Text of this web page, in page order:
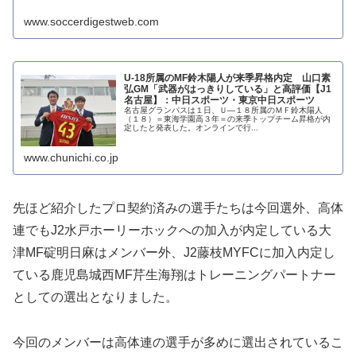
www.soccerdigestweb.com
U-18所属のMF鈴木陽人が来季昇格内定 山口素
弘GM「武器がはっきりしている」と高評価【J1
名古屋】：中日スポーツ・東京中日スポーツ
名古屋グランパスは１日、Ｕ―１８所属のＭＦ鈴木陽人
（１８）＝東海学園高３年＝の来季トップチーム昇格が内
定したと発表した。オンラインで行...
www.chunichi.co.jp
先ほど紹介したプロ契約済みの選手たちは今回選外、高体
連でもJ2水戸ホーリーホックへの加入が内定している大
津MF碇明日麻はメンバー外、J2藤枝MYFCに加入内定し
ている鹿児島城西MF芹生海翔はトレーニングパートナー
としての選出となりました。
今回のメンバーは高体連の選手が多めに選出されているこ